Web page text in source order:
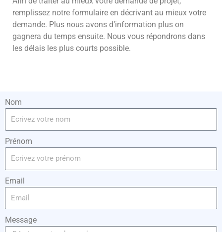
remplissez notre formulaire en décrivant au mieux votre
demande. Plus nous avons d’information plus on
gagnera du temps ensuite. Nous vous répondrons dans
les délais les plus courts possible.
Nom
Prénom
Email
Message